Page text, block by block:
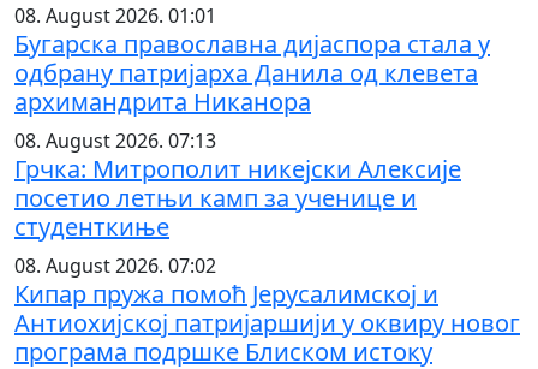
08. August 2026. 01:01
Бугарска православна дијаспора стала у
одбрану патријарха Данила од клевета
архимандрита Никанора
08. August 2026. 07:13
Грчка: Митрополит никејски Алексије
посетио летњи камп за ученице и
студенткиње
08. August 2026. 07:02
Кипар пружа помоћ Јерусалимској и
Антиохијској патријаршији у оквиру новог
програма подршке Блиском истоку